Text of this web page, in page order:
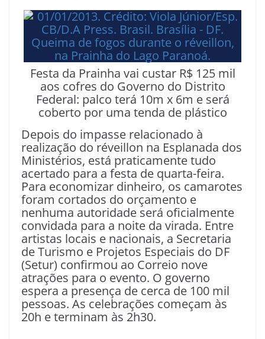
Festa da Prainha vai custar R$ 125 mil
aos cofres do Governo do Distrito
Federal: palco terá 10m x 6m e será
coberto por uma tenda de plástico
Depois do impasse relacionado à
realização do réveillon na Esplanada dos
Ministérios, está praticamente tudo
acertado para a festa de quarta-feira.
Para economizar dinheiro, os camarotes
foram cortados do orçamento e
nenhuma autoridade será oficialmente
convidada para a noite da virada. Entre
artistas locais e nacionais, a Secretaria
de Turismo e Projetos Especiais do DF
(Setur) confirmou ao Correio nove
atrações para o evento. O governo
espera a presença de cerca de 100 mil
pessoas. As celebrações começam às
20h e terminam às 2h30.